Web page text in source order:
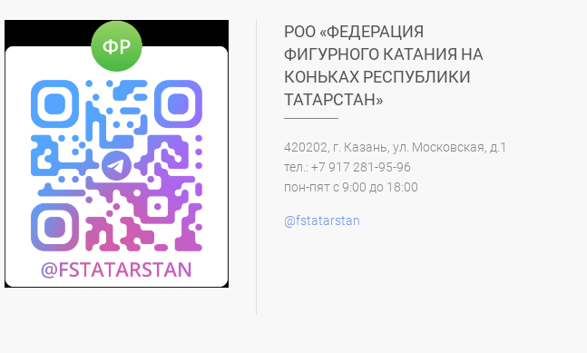
РОО «ФЕДЕРАЦИЯ
ФИГУРНОГО КАТАНИЯ НА
КОНЬКАХ РЕСПУБЛИКИ
ТАТАРСТАН»
420202, г. Казань, ул. Московская, д.1
тел.: +7 917 281-95-96
пон-пят с 9:00 до 18:00
@fstatarstan